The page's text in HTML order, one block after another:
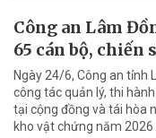
Công an Lâm
65 cán bộ, chiến
Ngày 24/6, Công an tỉnh
công tác quản lý, thi
tại cộng đồng và tái hòa
kho vật chứng năm